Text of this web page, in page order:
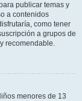
publicar temas y
a contenidos
como tener
a grupos de
recomendable.
menores de 13